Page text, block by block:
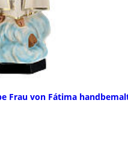
Frau von Fátima